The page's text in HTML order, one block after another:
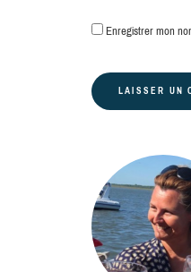
Enregistrer mon